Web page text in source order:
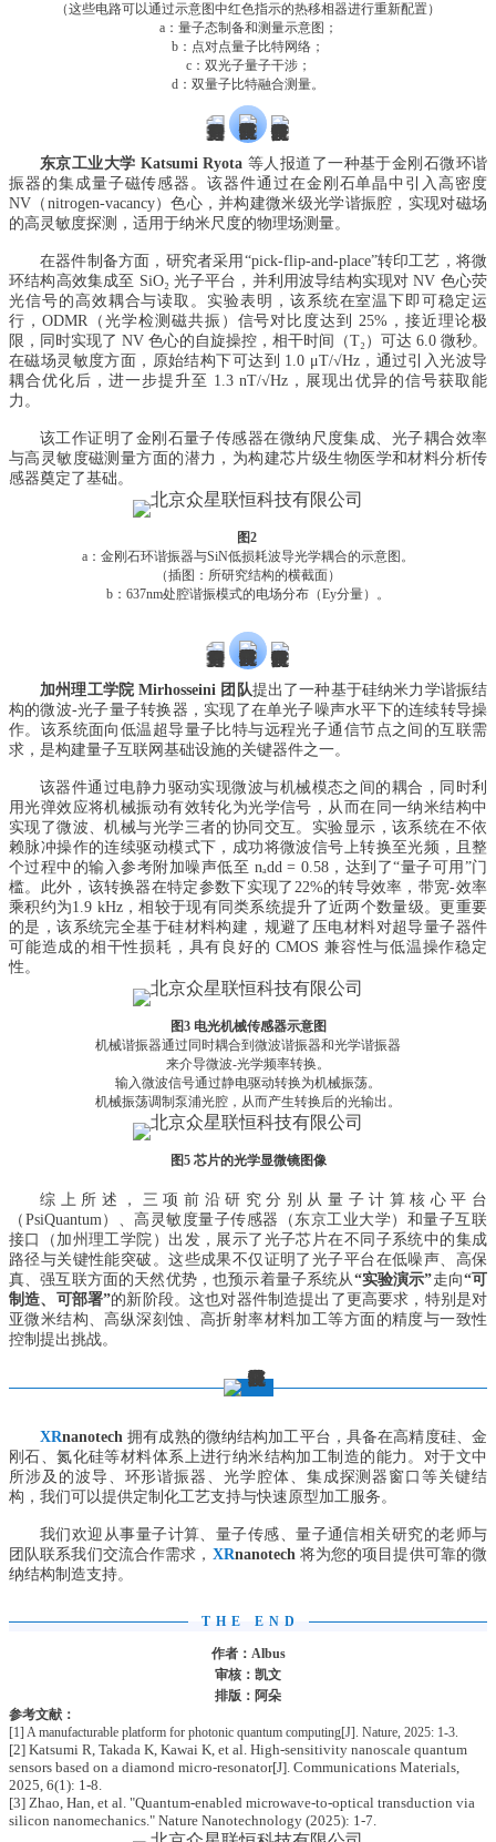
（这些电路可以通过示意图中红色指示的热移相器进行重新配置）
a：量子态制备和测量示意图；
b：点对点量子比特网络；
c：双光子量子干涉；
d：双量子比特融合测量。
东京工业大学 Katsumi Ryota 等人报道了一种基于金刚石微环谐
振器的集成量子磁传感器。该器件通过在金刚石单晶中引入高密度
NV（nitrogen-vacancy）色心，并构建微米级光学谐振腔，实现对磁场
的高灵敏度探测，适用于纳米尺度的物理场测量。
在器件制备方面，研究者采用“pick-flip-and-place”转印工艺，将微
环结构高效集成至 SiO₂ 光子平台，并利用波导结构实现对 NV 色心荧
光信号的高效耦合与读取。实验表明，该系统在室温下即可稳定运
行，ODMR（光学检测磁共振）信号对比度达到 25%，接近理论极
限，同时实现了 NV 色心的自旋操控，相干时间（T₂）可达 6.0 微秒。
在磁场灵敏度方面，原始结构下可达到 1.0 μT/√Hz，通过引入光波导
耦合优化后，进一步提升至 1.3 nT/√Hz，展现出优异的信号获取能
力。
该工作证明了金刚石量子传感器在微纳尺度集成、光子耦合效率
与高灵敏度磁测量方面的潜力，为构建芯片级生物医学和材料分析传
感器奠定了基础。
图2
a：金刚石环谐振器与SiN低损耗波导光学耦合的示意图。
（插图：所研究结构的横截面）
b：637nm处腔谐振模式的电场分布（Ey分量）。
加州理工学院 Mirhosseini 团队提出了一种基于硅纳米力学谐振结
构的微波-光子量子转换器，实现了在单光子噪声水平下的连续转导操
作。该系统面向低温超导量子比特与远程光子通信节点之间的互联需
求，是构建量子互联网基础设施的关键器件之一。
该器件通过电静力驱动实现微波与机械模态之间的耦合，同时利
用光弹效应将机械振动有效转化为光学信号，从而在同一纳米结构中
实现了微波、机械与光学三者的协同交互。实验显示，该系统在不依
赖脉冲操作的连续驱动模式下，成功将微波信号上转换至光频，且整
个过程中的输入参考附加噪声低至 nₐdd = 0.58，达到了“量子可用”门
槛。此外，该转换器在特定参数下实现了22%的转导效率，带宽-效率
乘积约为1.9 kHz，相较于现有同类系统提升了近两个数量级。更重要
的是，该系统完全基于硅材料构建，规避了压电材料对超导量子器件
可能造成的相干性损耗，具有良好的 CMOS 兼容性与低温操作稳定
性。
图3 电光机械传感器示意图
机械谐振器通过同时耦合到微波谐振器和光学谐振器
来介导微波-光学频率转换。
输入微波信号通过静电驱动转换为机械振荡。
机械振荡调制泵浦光腔，从而产生转换后的光输出。
图5 芯片的光学显微镜图像
综上所述，三项前沿研究分别从量子计算核心平台
（PsiQuantum）、高灵敏度量子传感器（东京工业大学）和量子互联
接口（加州理工学院）出发，展示了光子芯片在不同子系统中的集成
路径与关键性能突破。这些成果不仅证明了光子平台在低噪声、高保
真、强互联方面的天然优势，也预示着量子系统从“实验演示”走向“可
制造、可部署”的新阶段。这也对器件制造提出了更高要求，特别是对
亚微米结构、高纵深刻蚀、高折射率材料加工等方面的精度与一致性
控制提出挑战。
XRnanotech拥有成熟的微纳结构加工平台，具备在高精度硅、金
刚石、氮化硅等材料体系上进行纳米结构加工制造的能力。对于文中
所涉及的波导、环形谐振器、光学腔体、集成探测器窗口等关键结
构，我们可以提供定制化工艺支持与快速原型加工服务。
我们欢迎从事量子计算、量子传感、量子通信相关研究的老师与
团队联系我们交流合作需求， XRnanotech 将为您的项目提供可靠的微
纳结构制造支持。
THE END
作者：Albus
审核：凯文
排版：阿朵
参考文献：
[1] A manufacturable platform for photonic quantum computing[J]. Nature, 2025: 1-3.
[2] Katsumi R, Takada K, Kawai K, et al. High-sensitivity nanoscale quantum
sensors based on a diamond micro-resonator[J]. Communications Materials,
2025, 6(1): 1-8.
[3] Zhao, Han, et al. "Quantum-enabled microwave-to-optical transduction via
silicon nanomechanics." Nature Nanotechnology (2025): 1-7.